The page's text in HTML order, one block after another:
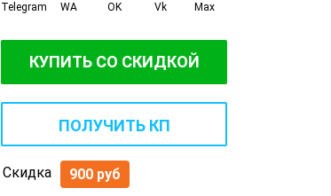
Telegram WA OK Vk Max
КУПИТЬ СО СКИДКОЙ
ПОЛУЧИТЬ КП
Скидка 900 руб